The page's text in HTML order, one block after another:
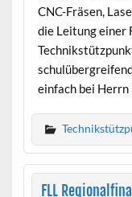
CNC-Fräsen,
die Leitung einer
einfach bei Herrn
FLL